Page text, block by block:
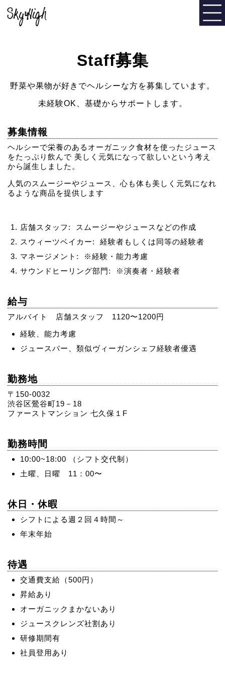
Staff募集
野菜や果物が好きでヘルシーな方を募集しています。
未経験OK、基礎からサポートします。
募集情報
ヘルシーで栄養のあるオーガニック食材を使ったジュース
をたっぷ り飲んで 美しく元気になって欲しいという考え
から誕生しました。
人気のスムージーやジュース、 心も体も美しく元気になれ
るような商品を提供します
店舗スタッフ: スムージーやジュースなどの作成
スウィーツベイカー: 経験者もしくは同等の経験者
マネージメント: ※経験・能力考慮
サウンドヒーリング部門: ※演奏者・経験者
給与
アルバイト 店舗スタッフ 1120〜1200円
経験、能力考慮
ジュースバー、類似ヴィーガンシェフ経験者優遇
勤務地
〒150-0032
渋谷区鶯谷町19－18
ファーストマンション 七久保１F
勤務時間
10:00~18:00 （シフト交代制）
土曜、日曜 11：00〜
休日・休暇
シフトによる週２回４時間～
年末年始
待遇
交通費支給（500円）
昇給あり
オーガニックまかないあり
ジュースクレンズ社割あり
研修期間有
社員登用あり